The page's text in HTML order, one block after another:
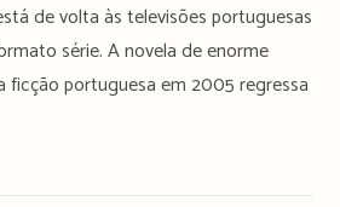
de volta às televisões portuguesas
série. A novela de enorme
ficção portuguesa em 2005 regressa